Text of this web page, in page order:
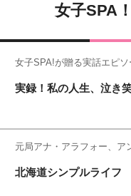
女子SPA
女子SPA!が贈る実話エピソ
実録！私の人生、泣き
元局アナ・アラフォー、ア
北海道シンプルライフ